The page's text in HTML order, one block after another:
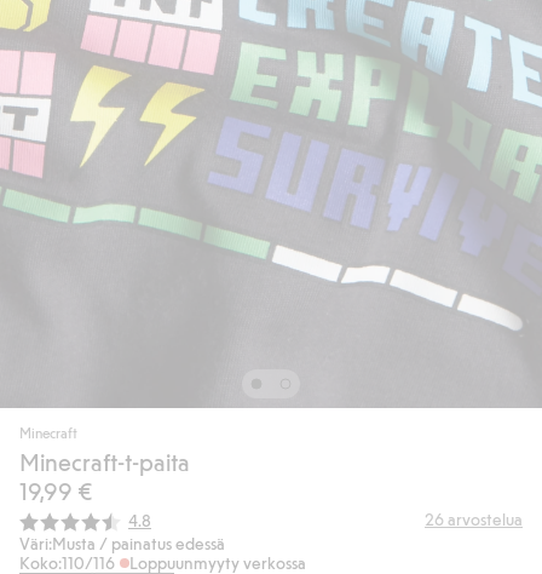
Minecraft
Minecraft-t-paita
19,99 €
Keskimääräinen luokitus:
4.8 26 arvostelua
Väri:Musta / painatus edessä
Koko:110/116 Loppuunmyyty verkossa